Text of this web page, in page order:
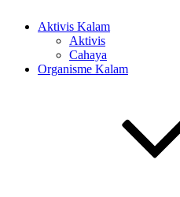
Aktivis Kalam
Aktivis
Cahaya
Organisme Kalam